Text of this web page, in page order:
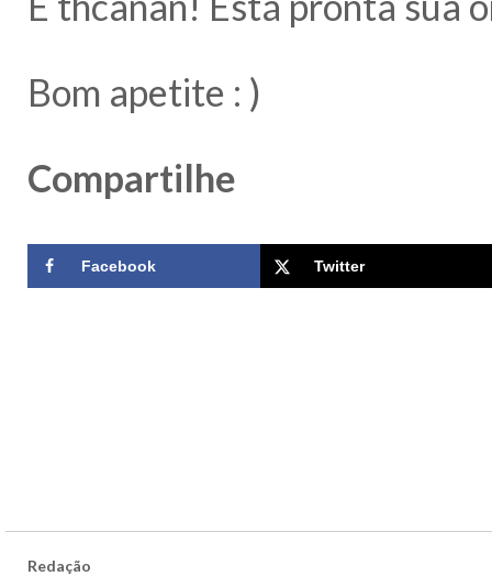
Bom apetite : )
Compartilhe
Facebook Twitter
Redação